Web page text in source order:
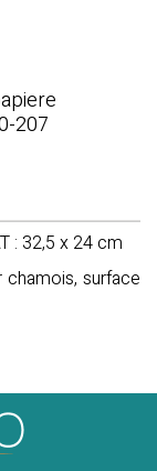
207
: 32,5 x 24 cm
chamois, surface